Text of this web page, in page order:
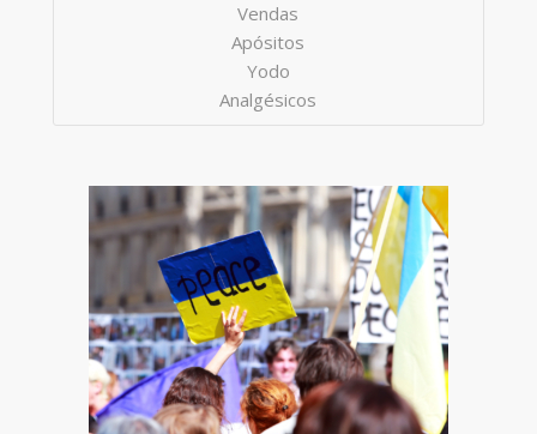
Vendas
Apósitos
Yodo
Analgésicos